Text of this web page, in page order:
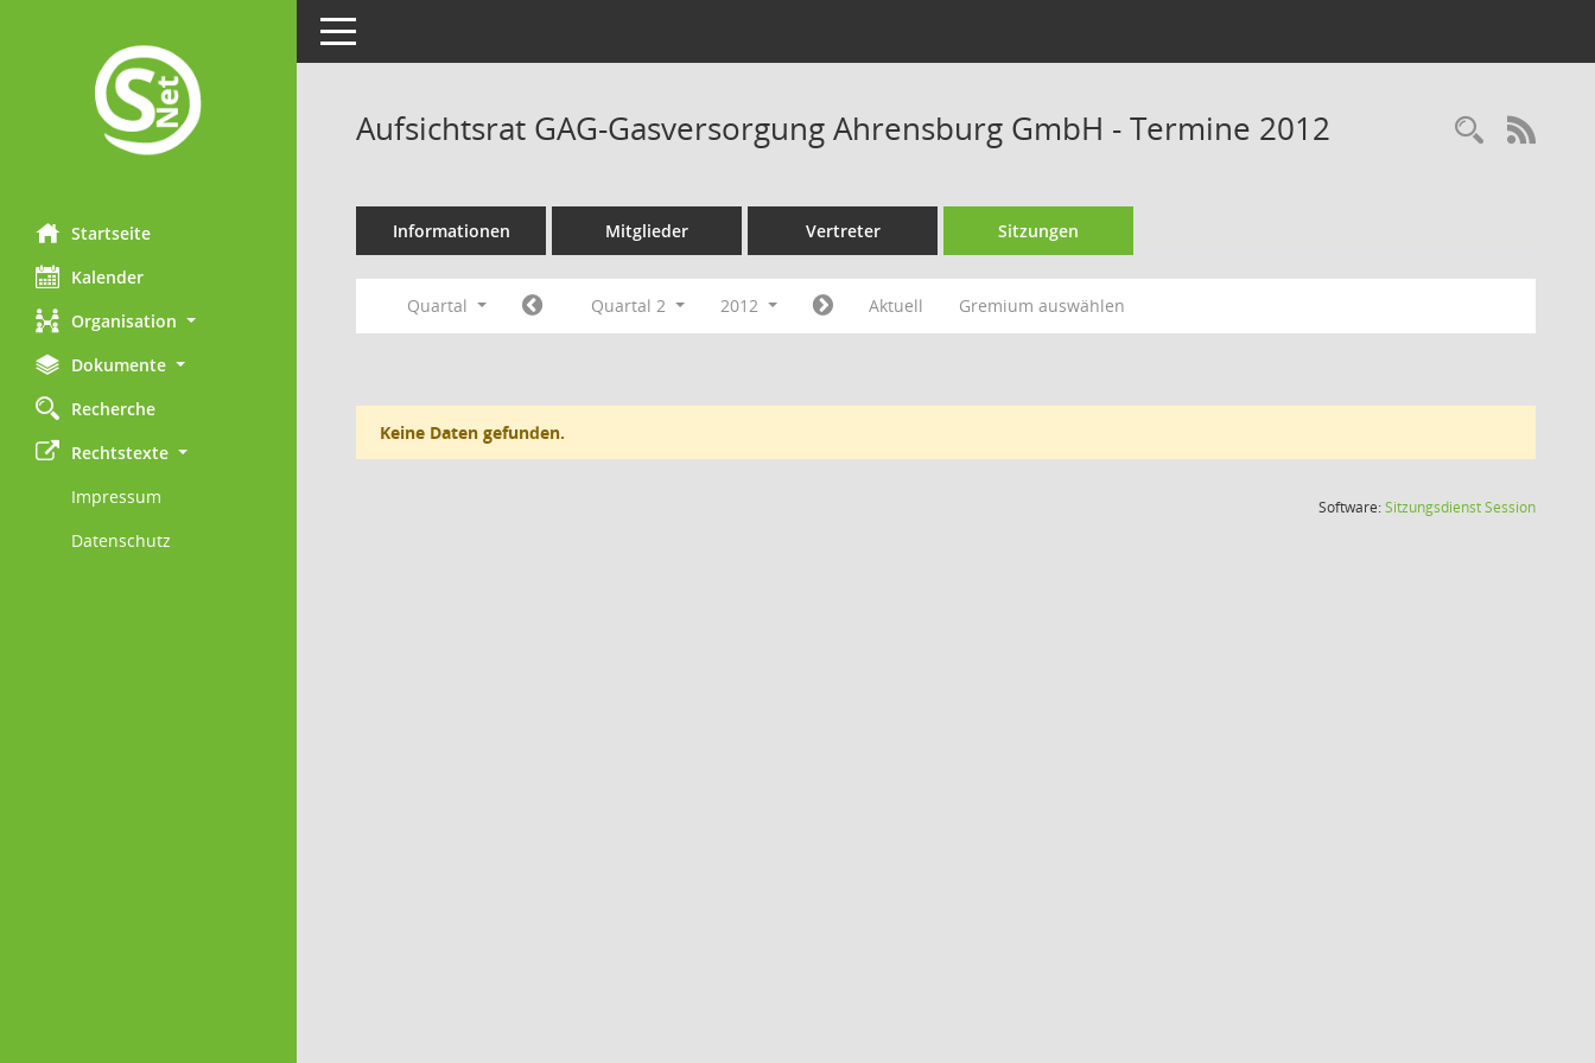
Startseite
Kalender
Organisation
Dokumente
Recherche
Rechtstexte
Impressum
Datenschutz
Toggle navigation
Aufsichtsrat GAG-Gasversorgung Ahrensburg GmbH - Termine 2012
Informationen Mitglieder Vertreter Sitzungen
Quartal Quartal 2 2012 Aktuell Gremium auswählen
Keine Daten gefunden.
Software:SitzungsdienstSession(Wird in